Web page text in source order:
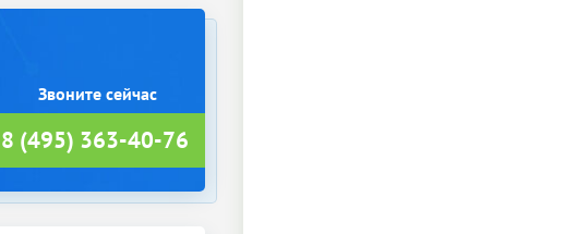
8 (495) 363-40-76